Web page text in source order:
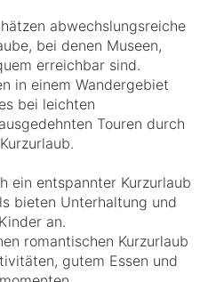
abwechslungsreiche
bei denen Museen,
erreichbar sind.
in einem Wandergebiet
bei leichten
Touren durch
ein entspannter Kurzurlaub
bieten Unterhaltung und
an.
romantischen Kurzurlaub
gutem Essen und